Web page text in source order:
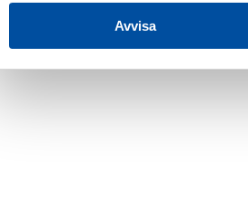
Avvisa